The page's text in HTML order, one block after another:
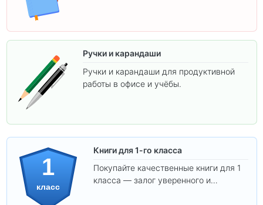
Ручки и карандаши
Ручки и карандаши для продуктивной
работы в офисе и учёбы.
1
класс
Книги для 1-го класса
Покупайте качественные книги для 1
класса — залог уверенного и